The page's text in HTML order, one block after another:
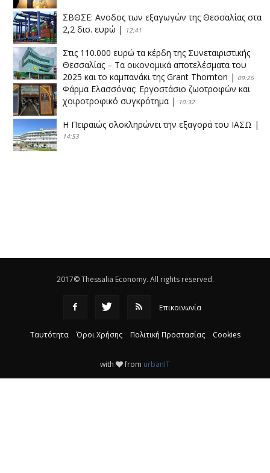
ΣΒΘΣΕ: Aνοδος των εξαγωγών της Θεσσαλίας στα
2,2 δισ. ευρώ | 12:41
Στις 110.000 ευρώ τα κέρδη της Συνεταιριστικής
Θεσσαλίας – Τα οικονομικά αποτελέσματα του
2025 και το καμπανάκι της Grant Thornton | 09:26
Φάρμα Ελασσόνας: Εργοστάσιο ζωοτροφών και
χοιροτροφικό συγκρότημα | 10:32
Η Πειραιώς ολοκληρώνει την εξαγορά του ΙΑΣΩ |
14:53
2017© Thessalia Economy. All rights reserved.
Επικοινωνία
Ταυτότητα Όροι Χρήσης Πολιτική Προστασίας Cookies
with from urbanIT